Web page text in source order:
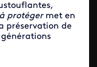
protégermet en
préservation de